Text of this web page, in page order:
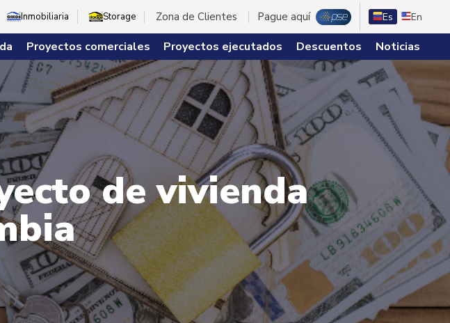
Inmobiliaria Storage Zona de Clientes Pague aquí Es En
Proyectos comerciales Proyectos ejecutados Descuentos Noticias
de vivienda